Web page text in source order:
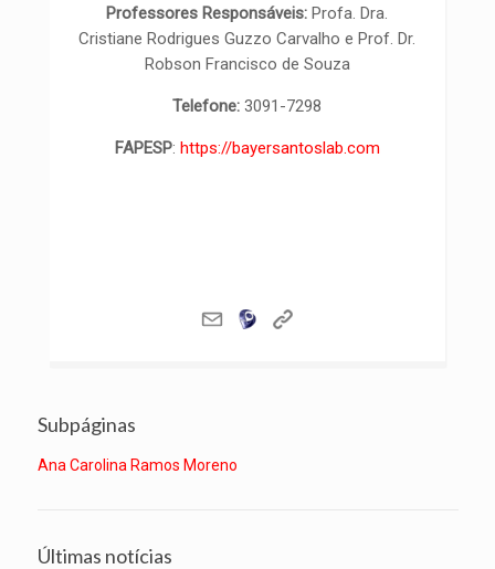
Professores Responsáveis:Profa. Dra.
Cristiane Rodrigues Guzzo Carvalho e Prof. Dr.
Robson Francisco de Souza
Telefone: 3091-7298
FAPESP: https://bayersantoslab.com
Subpáginas
Ana Carolina Ramos Moreno
Últimas notícias